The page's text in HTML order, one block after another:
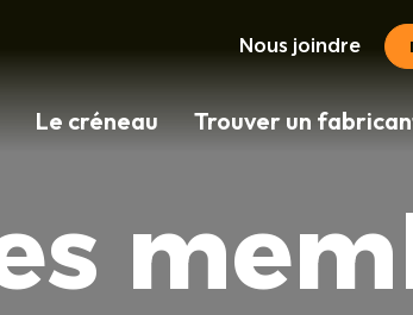
Nous joindre
Le créneau Trouver un